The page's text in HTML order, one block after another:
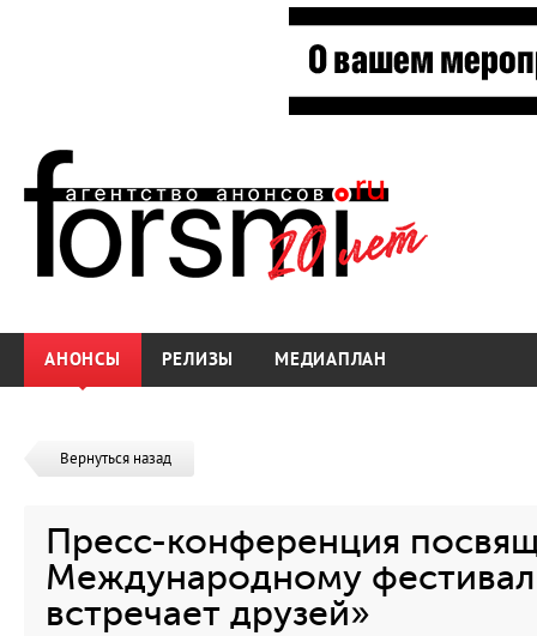
АНОНСЫ РЕЛИЗЫ МЕДИАПЛАН
Вернуться назад
Пресс-конференция
Международному
встречает друзей»